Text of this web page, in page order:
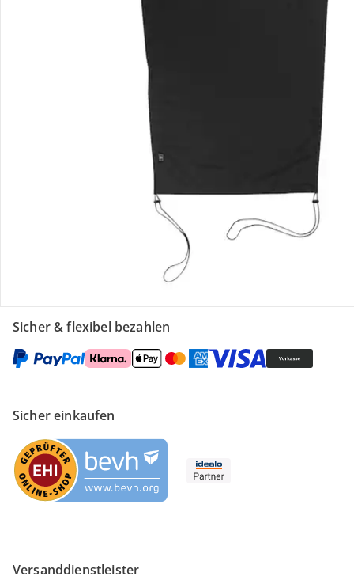
Retoure & Reklamation
Sicher & flexibel bezahlen
Sicher einkaufen
Versanddienstleister